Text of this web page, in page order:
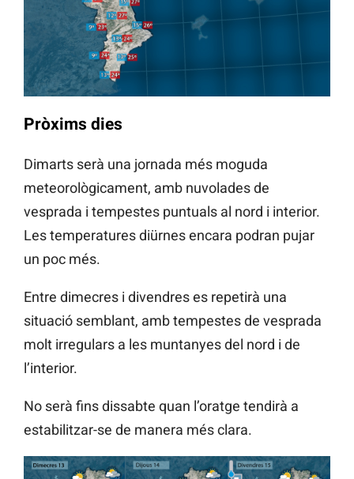
Pròxims dies
Dimarts serà una jornada més moguda
meteorològicament, amb nuvolades de
vesprada i tempestes puntuals al nord i interior.
Les temperatures diürnes encara podran pujar
un poc més.
Entre dimecres i divendres es repetirà una
situació semblant, amb tempestes de vesprada
molt irregulars a les muntanyes del nord i de
l’interior.
No serà fins dissabte quan l’oratge tendirà a
estabilitzar-se de manera més clara.